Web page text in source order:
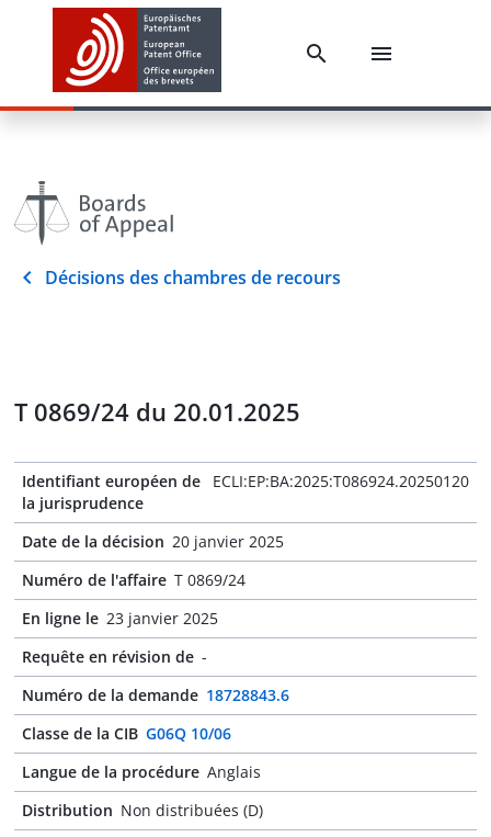
Décisions des chambres de recours
T 0869/24 du 20.01.2025
Identifiant européen de
la jurisprudence
ECLI:EP:BA:2025:T086924.20250120
Date de la décision 20 janvier 2025
Numéro de l'affaire T 0869/24
En ligne le 23 janvier 2025
Requête en révision de -
Numéro de la demande 18728843.6
Classe de la CIB G06Q 10/06
Langue de la procédure Anglais
Distribution Non distribuées (D)